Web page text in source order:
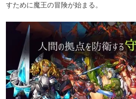
すために魔王の冒険が始まる。